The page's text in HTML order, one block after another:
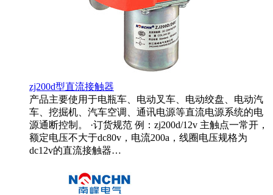
zj200d型直流接触器
产品主要使用于电瓶车、电动叉车、电动绞盘、电动汽
车、挖掘机、汽车空调、通讯电源等直流电源系统的电
源通断控制。 ·订货规范 例：zj200d/12v 主触点一常开，
额定电压不大于dc80v，电流200a，线圈电压规格为
dc12v的直流接触器…